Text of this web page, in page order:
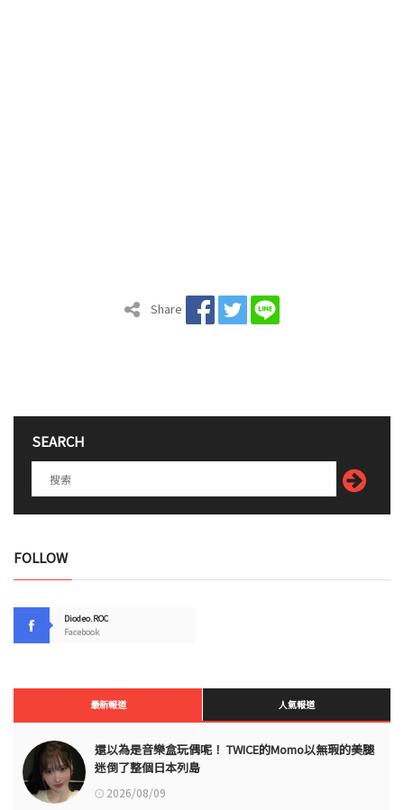
Share
SEARCH
FOLLOW
Diodeo.ROC
Facebook
最新報道 人氣報道
還以為是音樂盒玩偶呢！ TWICE的Momo以無瑕的美腿
迷倒了整個日本列島
2026/08/09